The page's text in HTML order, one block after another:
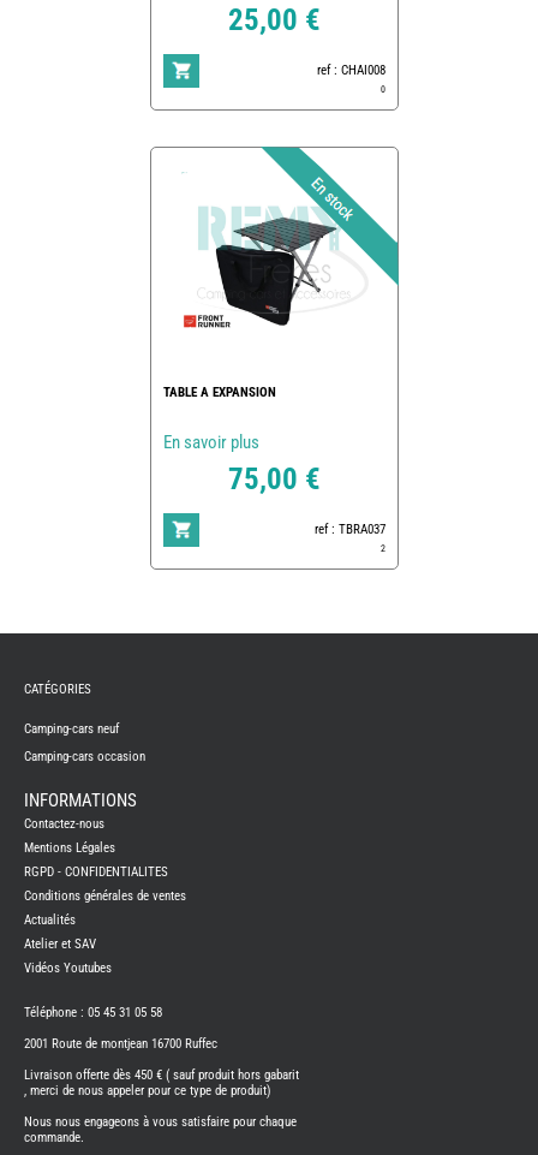
25,00 €
ref : CHAI008
0
TABLE A EXPANSION
En savoir plus
75,00 €
ref : TBRA037
2
CAMPING-
NEUFS
CAMPING-
CAMPING-
BENIMAR
CAMPING-
CARADO
CAMPING-
ITINEO
CAMPING-
OCCASION
CARADO
CATÉGORIES
Camping-cars neuf
Camping-cars occasion
INFORMATIONS
Contactez-nous
Mentions Légales
RGPD - CONFIDENTIALITES
Conditions générales de ventes
Actualités
Atelier et SAV
Vidéos Youtubes
Téléphone : 05 45 31 05 58
2001 Route de montjean 16700 Ruffec
Livraison offerte dès 450 € ( sauf produit hors gabarit
, merci de nous appeler pour ce type de produit)
Nous nous engageons à vous satisfaire pour chaque
commande.